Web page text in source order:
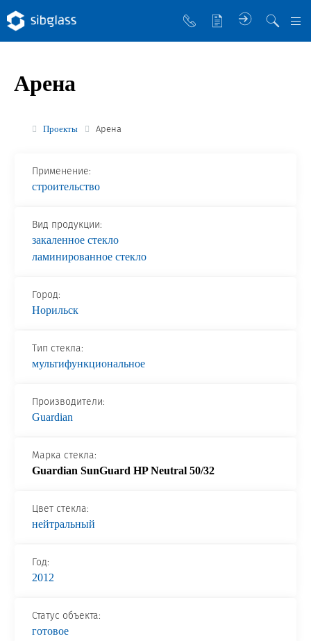
Управляющая компания
Инженер Стеклов
Политика в области качества
Работа в Sibglass
Новости и события
Продажа недвижимости
Продукция
Стекло для строительства и интерьера
Стекло для мебели, оборудования и бытовой техники
Светопрозрачные конструкции для розничных
заказчиков
Техподдержка
Арена
Проекты Арена
Применение:
строительство
Вид продукции:
закаленное стекло
ламинированное стекло
Город:
Норильск
Тип стекла:
мультифункциональное
Производители:
Guardian
Марка стекла:
Guardian SunGuard HP Neutral 50/32
Цвет стекла:
нейтральный
Год:
2012
Статус объекта:
готовое